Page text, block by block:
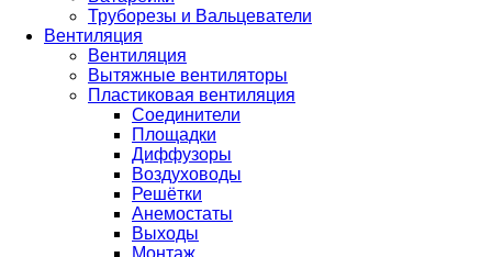
Труборезы и Вальцеватели
Вентиляция
Вентиляция
Вытяжные вентиляторы
Пластиковая вентиляция
Соединители
Площадки
Диффузоры
Воздуховоды
Решётки
Анемостаты
Выходы